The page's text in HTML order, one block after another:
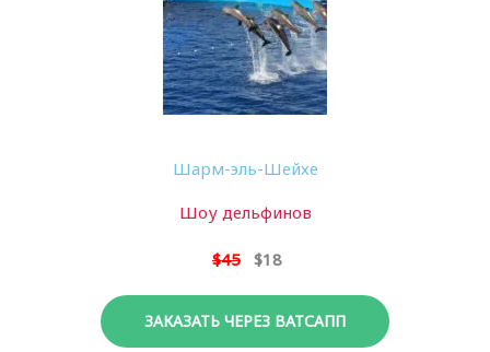
Шарм-эль-Шейхе
Шоу дельфинов
$45 $18
ЗАКАЗАТЬ ЧЕРЕЗ ВАТСАПП